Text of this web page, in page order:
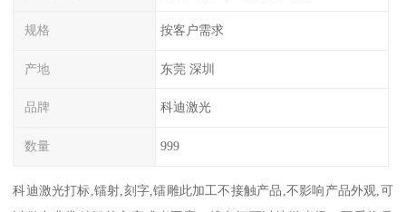
规格 按客户需求
产地 东莞 深圳
品牌 科迪激光
数量 999
科迪激光打标,镭射,刻字,镭雕此加工不接触产品,不影响产品外观,可